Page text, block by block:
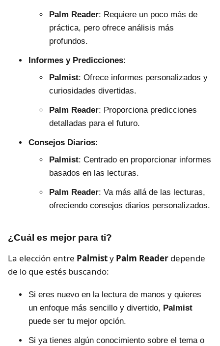
Palm Reader: Requiere un poco más de
práctica, pero ofrece análisis más
profundos.
Informes y Predicciones:
Palmist: Ofrece informes personalizados y
curiosidades divertidas.
Palm Reader: Proporciona predicciones
detalladas para el futuro.
Consejos Diarios:
Palmist: Centrado en proporcionar informes
basados en las lecturas.
Palm Reader: Va más allá de las lecturas,
ofreciendo consejos diarios personalizados.
¿Cuál es mejor para ti?
La elección entre Palmisty Palm Reader depende
de lo que estés buscando:
Si eres nuevo en la lectura de manos y quieres
un enfoque más sencillo y divertido, Palmist
puede ser tu mejor opción.
Si ya tienes algún conocimiento sobre el tema o